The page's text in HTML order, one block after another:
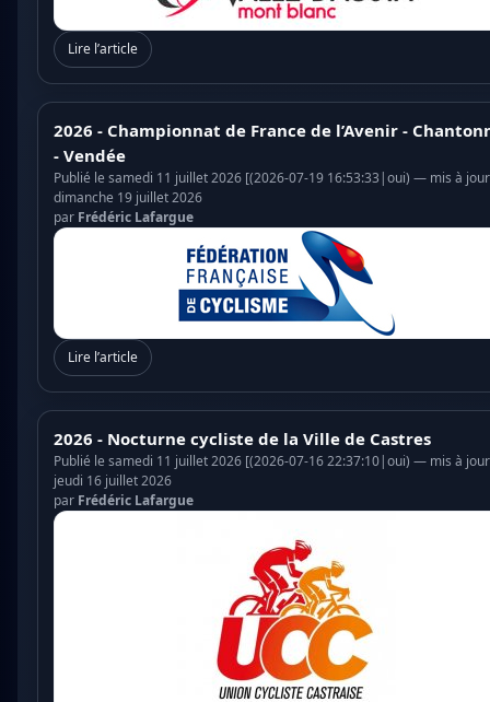
Lire l’article
2026 - Championnat de France de l’Avenir -
- Vendée
Publié le samedi 11 juillet 2026 [(2026-07-19 16:53:33|oui) — mis à
dimanche 19 juillet 2026
par Frédéric Lafargue
Lire l’article
2026 - Nocturne cycliste de la Ville de Castres
Publié le samedi 11 juillet 2026 [(2026-07-16 22:37:10|oui) — mis à
jeudi 16 juillet 2026
par Frédéric Lafargue